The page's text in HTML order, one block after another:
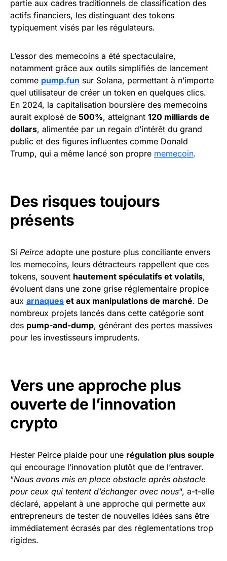
partie aux cadres traditionnels de classification des
actifs financiers, les distinguant des tokens
typiquement visés par les régulateurs.
L’essor des memecoins a été spectaculaire,
notamment grâce aux outils simplifiés de lancement
comme pump.fun sur Solana, permettant à n’importe
quel utilisateur de créer un token en quelques clics.
En 2024, la capitalisation boursière des memecoins
aurait explosé de 500%, atteignant 120 milliards de
dollars, alimentée par un regain d’intérêt du grand
public et des figures influentes comme Donald
Trump, qui a même lancé son propre memecoin.
Des risques toujours
présents
Si Peirce adopte une posture plus conciliante envers
les memecoins, leurs détracteurs rappellent que ces
tokens, souvent hautement spéculatifs et volatils,
évoluent dans une zone grise réglementaire propice
aux arnaques et aux manipulations de marché. De
nombreux projets lancés dans cette catégorie sont
des pump-and-dump, générant des pertes massives
pour les investisseurs imprudents.
Vers une approche plus
ouverte de l’innovation
crypto
Hester Peirce plaide pour une régulation plus souple
qui encourage l’innovation plutôt que de l’entraver.
“Nous avons mis en place obstacle après obstacle
pour ceux qui tentent d’échanger avec nous“, a-t-elle
déclaré, appelant à une approche qui permette aux
entrepreneurs de tester de nouvelles idées sans être
immédiatement écrasés par des réglementations trop
rigides.